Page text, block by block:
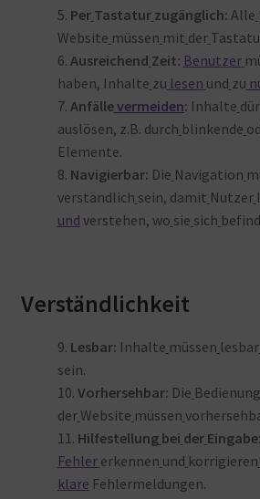
5. Per Tastatur zugänglich: Alle
Website müssen mit der
6. Ausreichend Zeit: Benutzer
haben, Inhalte zu lesen und zu
7. Anfällevermeiden: Inhalte
auslösen, z.B. durch blinkende
Elemente.
8. Navigierbar: Die Navigation
verständlich sein, damit Nutzer
und verstehen, wo sie sich
Verständlichkeit
9. Lesbar: Inhalte müssen lesbar
sein.
10. Vorhersehbar: Die Bedienung
der Website müssen
11. Hilfestellung bei der Eingabe:
Fehler erkennen und korrigieren
klare Fehlermeldungen.